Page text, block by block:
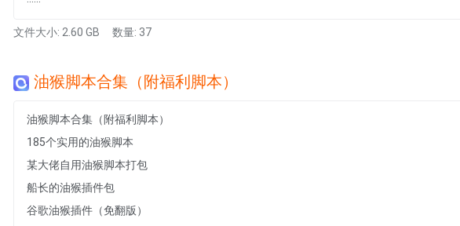
文件大小: 2.60 GB 数量: 37
油猴脚本合集（附福利脚本）
油猴脚本合集（附福利脚本）
185个实用的油猴脚本
某大佬自用油猴脚本打包
船长的油猴插件包
谷歌油猴插件（免翻版）